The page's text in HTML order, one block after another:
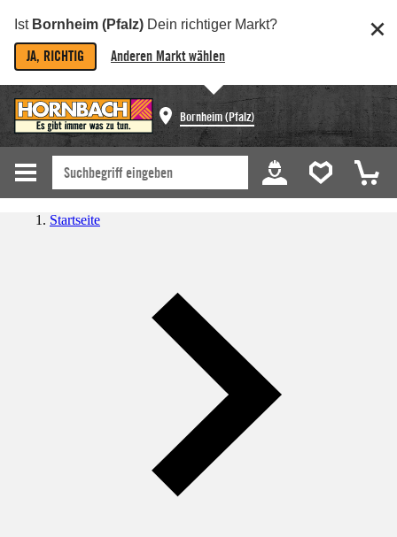
Ist Bornheim (Pfalz) Dein richtiger Markt?
JA, RICHTIG Anderen Markt wählen
Bornheim (Pfalz)
Startseite